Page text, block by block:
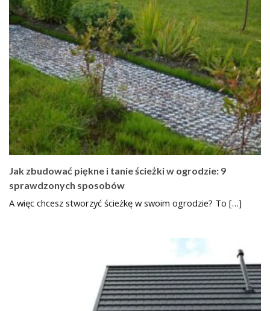
Jak zbudować piękne i tanie ścieżki w ogrodzie: 9
sprawdzonych sposobów
A więc chcesz stworzyć ścieżkę w swoim ogrodzie? To […]